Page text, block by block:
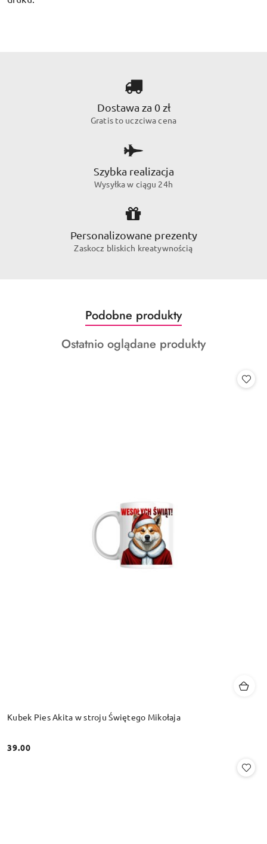
Dostawa za 0 zł
Gratis to uczciwa cena
Szybka realizacja
Wysyłka w ciągu 24h
Personalizowane prezenty
Zaskocz bliskich kreatywnością
Pomiń karuzelę produktów
Produkty
o
statusie:
Podobne produkty
Produkty
Ostatnio oglądane produkty
Kubek Pies Akita w stroju Świętego Mikołaja
Cena:
39.00